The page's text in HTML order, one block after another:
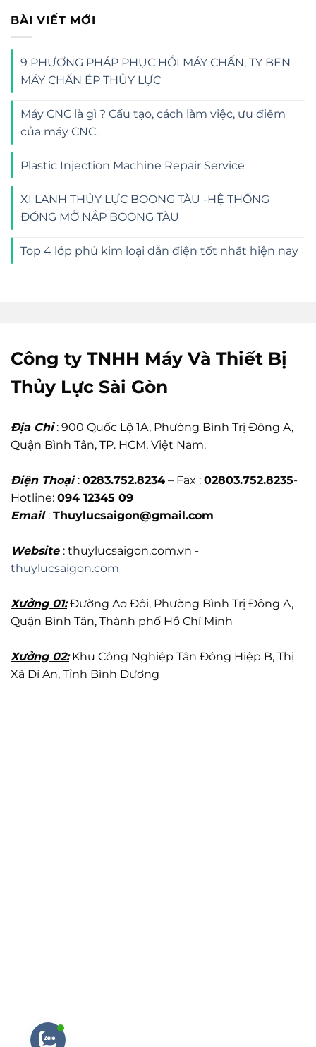
BÀI VIẾT MỚI
9 PHƯƠNG PHÁP PHỤC HỒI MÁY CHẤN, TY BEN
MÁY CHẤN ÉP THỦY LỰC
Máy CNC là gì ? Cấu tạo, cách làm việc, ưu điểm
của máy CNC.
Plastic Injection Machine Repair Service
XI LANH THỦY LỰC BOONG TÀU -HỆ THỐNG
ĐÓNG MỞ NẮP BOONG TÀU
Top 4 lớp phủ kim loại dẫn điện tốt nhất hiện nay
Công ty TNHH Máy Và Thiết Bị
Thủy Lực Sài Gòn
Địa Chỉ: 900 Quốc Lộ 1A, Phường Bình Trị Đông A,
Quận Bình Tân, TP. HCM, Việt Nam.
Điện Thoại : 0283.752.8234 – Fax : 02803.752.8235-
Hotline: 094 12345 09
Email : Thuylucsaigon@gmail.com
Website : thuylucsaigon.com.vn -
thuylucsaigon.com
Xưởng 01:Đường Ao Đôi, Phường Bình Trị Đông A,
Quận Bình Tân, Thành phố Hồ Chí Minh
Xưởng 02:Khu Công Nghiệp Tân Đông Hiệp B, Thị
Xã Dĩ An, Tỉnh Bình Dương